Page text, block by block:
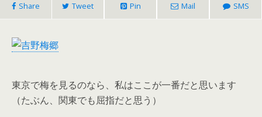
Share Tweet Pin Mail SMS
東京で梅を見るのなら、私はここが一番だと思います
（たぶん、関東でも屈指だと思う）